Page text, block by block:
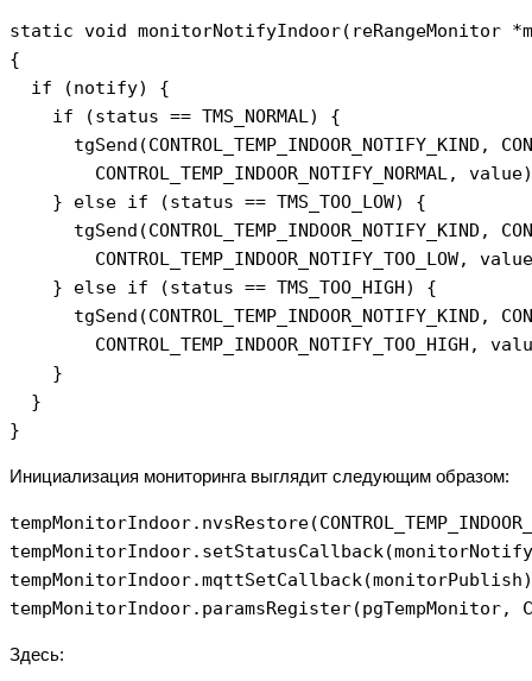
static void
{
  if (notify) {
    if (status == TMS_NORMAL) {
tgSend(CONTROL_TEMP_INDOOR_NOTIFY_KIND,
CONTROL_TEMP_INDOOR_NOTIFY_NORMAL,
    } else if (status == TMS_TOO_LOW) {
tgSend(CONTROL_TEMP_INDOOR_NOTIFY_KIND,
CONTROL_TEMP_INDOOR_NOTIFY_TOO_LOW,
    } else if (status == TMS_TOO_HIGH) {
tgSend(CONTROL_TEMP_INDOOR_NOTIFY_KIND,
CONTROL_TEMP_INDOOR_NOTIFY_TOO_HIGH,
    }
  }
Инициализация мониторинга выглядит следующим образом:
Здесь: